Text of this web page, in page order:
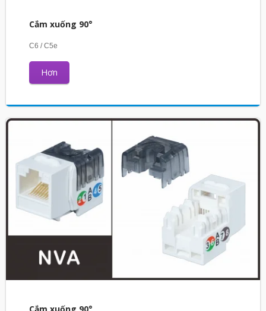
Cắm xuống 90°
C6 / C5e
Hơn
Cắm xuống 90°